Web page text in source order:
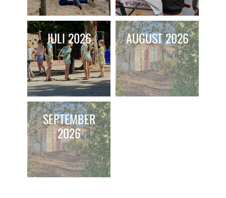
JULI 2026 AUGUST 2026
SEPTEMBER
2026